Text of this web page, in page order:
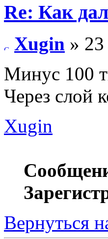
Re: Как
Xugin »
Минус 100
Через слой
Xugin
Вернуться